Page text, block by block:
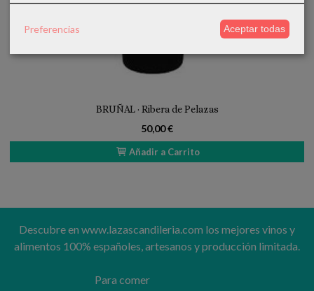
BRUÑAL · Ribera de Pelazas
50,00 €
Añadir a Carrito
Descubre en www.lazascandileria.com los mejores vinos y
alimentos 100% españoles, artesanos y producción limitada.
Para comer
Preferencias Aceptar todas